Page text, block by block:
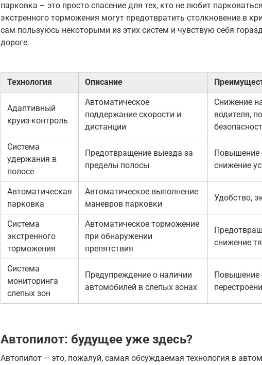
парковка – это просто спасение для тех, кто не любит
экстренного торможения могут предотвратить столкновение в
сам пользуюсь некоторыми из этих систем и чувствую себя
дороге.
Технология Описание
Адаптивный
круиз-контроль
Автоматическое
поддержание скорости и
дистанции
Снижение
водителя,
Система
удержания в
полосе
Предотвращение выезда за
пределы полосы
Повышение
снижение
Автоматическая
парковка
Автоматическое выполнение
маневров парковки
Удобство,
Система
экстренного
торможения
Автоматическое торможение
при обнаружении
препятствия
снижение
Система
мониторинга
слепых зон
Предупреждение о наличии
автомобилей в слепых зонах
Повышение
Автопилот: будущее уже здесь?
Автопилот – это, пожалуй, самая обсуждаемая технология в